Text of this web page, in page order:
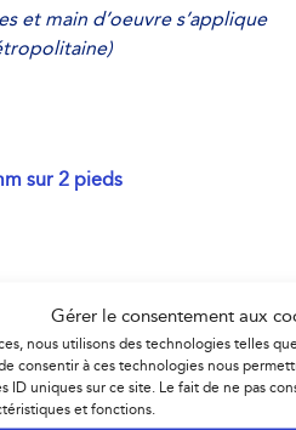
Gérer le consentement aux
nous utilisons des technologies telles
consentir à ces technologies nous
ID uniques sur ce site. Le fait de ne pas
et fonctions.
et main d’oeuvre s’applique
sur 2 pieds
LED SMD
Intérieur
Ultra Haute Définition – Pitch
L 230 x H 134 cm